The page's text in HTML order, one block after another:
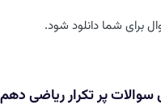
برای شما دانلود شود.
پر تکرار ریاضی